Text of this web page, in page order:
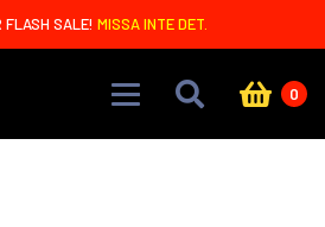
FLASH SALE! MISSA INTE DET.
0